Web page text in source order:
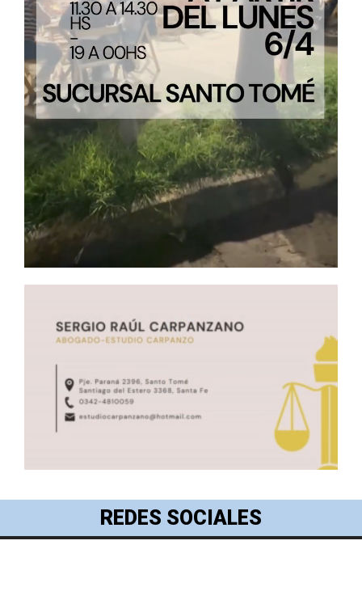
REDES SOCIALES